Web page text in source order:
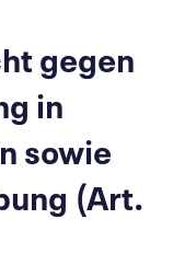
gegen
in
sowie
(Art.